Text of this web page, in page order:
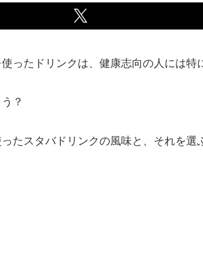
ったドリンクは、健康志向の人には特
？
たスタバドリンクの風味と、それを選